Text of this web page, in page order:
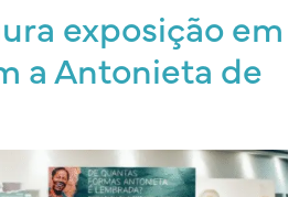
exposição em
a Antonieta de